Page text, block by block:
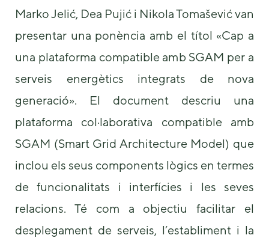
Marko Jelić, Dea Pujić i Nikola Tomašević van
presentar una ponència amb el títol «Cap a
una plataforma compatible amb SGAM per a
serveis energètics integrats de nova
generació». El document descriu una
plataforma col·laborativa compatible amb
SGAM (Smart Grid Architecture Model) que
inclou els seus components lògics en termes
de funcionalitats i interfícies i les seves
relacions. Té com a objectiu facilitar el
desplegament de serveis, l’establiment i la